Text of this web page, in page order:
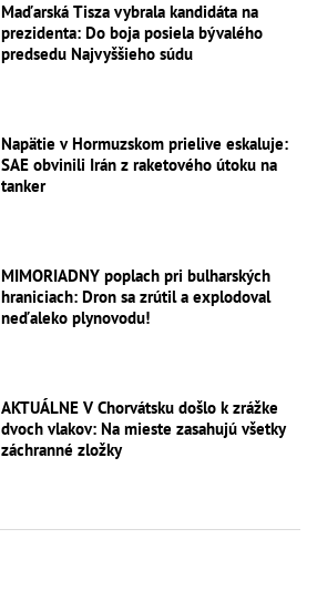
Maďarská Tisza vybrala kandidáta na
prezidenta: Do boja posiela bývalého
predsedu Najvyššieho súdu
Napätie v Hormuzskom prielive eskaluje:
SAE obvinili Irán z raketového útoku na
tanker
MIMORIADNY poplach pri bulharských
hraniciach: Dron sa zrútil a explodoval
neďaleko plynovodu!
AKTUÁLNE V Chorvátsku došlo k zrážke
dvoch vlakov: Na mieste zasahujú všetky
záchranné zložky